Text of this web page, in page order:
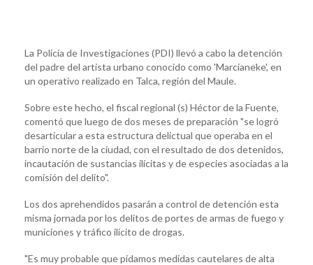
La Policía de Investigaciones (PDI) llevó a cabo la detención
del padre del artista urbano conocido como 'Marcianeke', en
un operativo realizado en Talca, región del Maule.
Sobre este hecho, el fiscal regional (s) Héctor de la Fuente,
comentó que luego de dos meses de preparación "se logró
desarticular a esta estructura delictual que operaba en el
barrio norte de la ciudad, con el resultado de dos detenidos,
incautación de sustancias ilícitas y de especies asociadas a la
comisión del delito".
Los dos aprehendidos pasarán a control de detención esta
misma jornada por los delitos de portes de armas de fuego y
municiones y tráfico ilícito de drogas.
"Es muy probable que pidamos medidas cautelares de alta